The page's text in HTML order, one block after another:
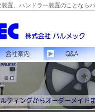
置、ハンドラー装置のことなら